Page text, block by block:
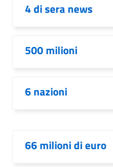
4 di sera news
500 milioni
6 nazioni
66 milioni di euro